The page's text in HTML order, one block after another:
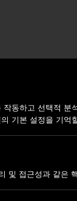
동하고 선택적
기본 설정을 기억
및 접근성과 같은